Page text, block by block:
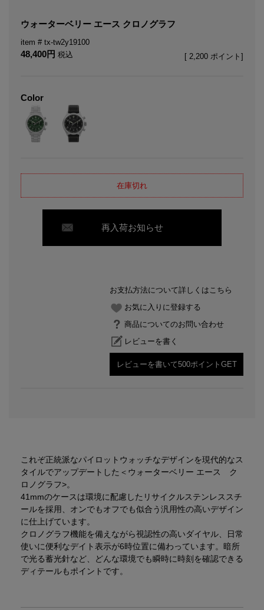
ウォーターベリー エース クロノグラフ
tx-tw2y19100
48,400 税込 [ 2,200 ポイント]
Color
在庫切れ
再入荷お知らせ
お支払方法について詳しくはこちら
お気に入りに登録する
商品についてのお問い合わせ
レビューを書く
レビューを書いて500ポイントGET
これぞ正統派なパイロットウォッチなデザインを現代的なス
タイルでアップデートした＜ウォーターベリー エース ク
ロノグラフ>。
41mmのケースは環境に配慮したリサイクルステンレススチ
ールを採用、オンでもオフでも似合う汎用性の高いデザイン
に仕上げています。
クロノグラフ機能を備えながら視認性の高いダイヤル、日常
使いに便利なデイト表示が6時位置に備わっています。暗所
で光る蓄光針など、どんな環境でも瞬時に時刻を確認できる
ディテールもポイントです。